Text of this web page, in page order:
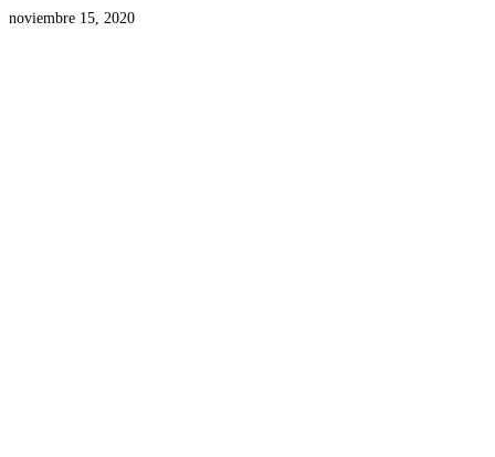
noviembre 15, 2020